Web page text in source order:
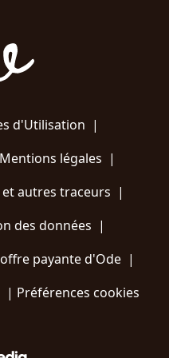
d'Utilisation |
Mentions légales |
autres traceurs |
des données |
payante d'Ode |
| Préférences cookies